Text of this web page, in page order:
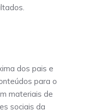
dos pais e
para o
materiais de
sociais da